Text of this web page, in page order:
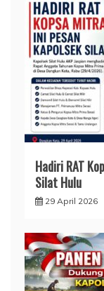
Hadiri RAT
Silat Hulu
29 April 2026